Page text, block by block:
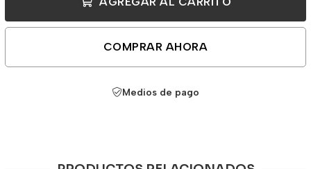
COMPRAR AHORA
Medios de pago